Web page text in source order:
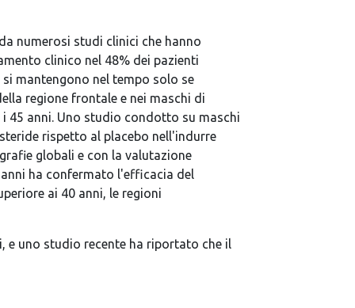
numerosi studi clinici che hanno
clinico nel 48% dei pazienti
mantengono nel tempo solo se
regione frontale e nei maschi di
45 anni. Uno studio condotto su maschi
rispetto al placebo nell'indurre
globali e con la valutazione
ha confermato l'efficacia del
ai 40 anni, le regioni
uno studio recente ha riportato che il